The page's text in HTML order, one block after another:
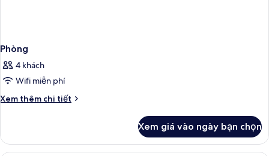
Phòng
4 khách
Wifi miễn phí
Xem thêm chi tiết
Chi
Phòng
Xem giá vào ngày bạn chọn